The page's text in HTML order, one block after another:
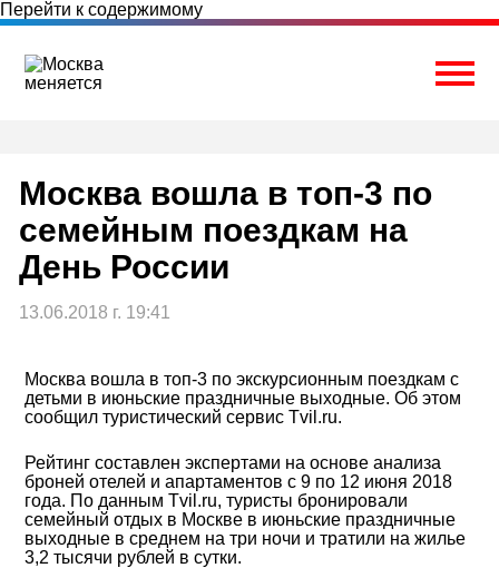
Перейти к содержимому
Москва вошла в топ-3 по
семейным поездкам на
День России
13.06.2018 г. 19:41
Москва вошла в топ-3 по экскурсионным поездкам с
детьми в июньские праздничные выходные. Об этом
сообщил туристический сервис Tvil.ru.
Рейтинг составлен экспертами на основе анализа
броней отелей и апартаментов с 9 по 12 июня 2018
года. По данным Tvil.ru, туристы бронировали
семейный отдых в Москве в июньские праздничные
выходные в среднем на три ночи и тратили на жилье
3,2 тысячи рублей в сутки.